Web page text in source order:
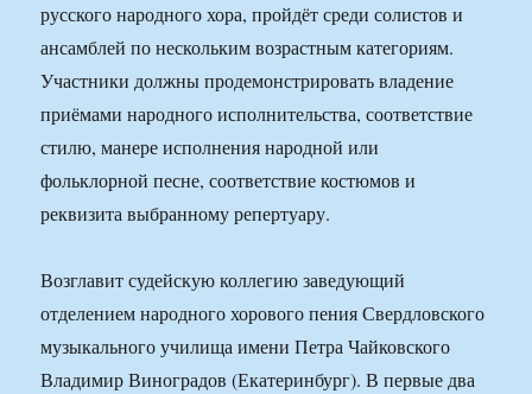
русского народного хора, пройдёт среди солистов и
ансамблей по нескольким возрастным категориям.
Участники должны продемонстрировать владение
приёмами народного исполнительства, соответствие
стилю, манере исполнения народной или
фольклорной песне, соответствие костюмов и
реквизита выбранному репертуару.
Возглавит судейскую коллегию заведующий
отделением народного хорового пения Свердловского
музыкального училища имени Петра Чайковского
Владимир Виноградов (Екатеринбург). В первые два